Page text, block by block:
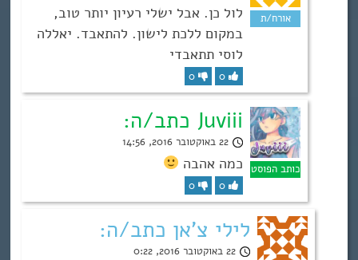
לול כן. אבל ישלי רעיון יותר טוב,
במקום ללכת לישון. להתאבד. יאללה
לוסי תתאבדי
0
0
Juviii כתב/ה:
22 באוקטובר 2016, 14:56
כמה אהבה
0
0
לילי צ'אן כתב/ה:
22 באוקטובר 2016, 0:22